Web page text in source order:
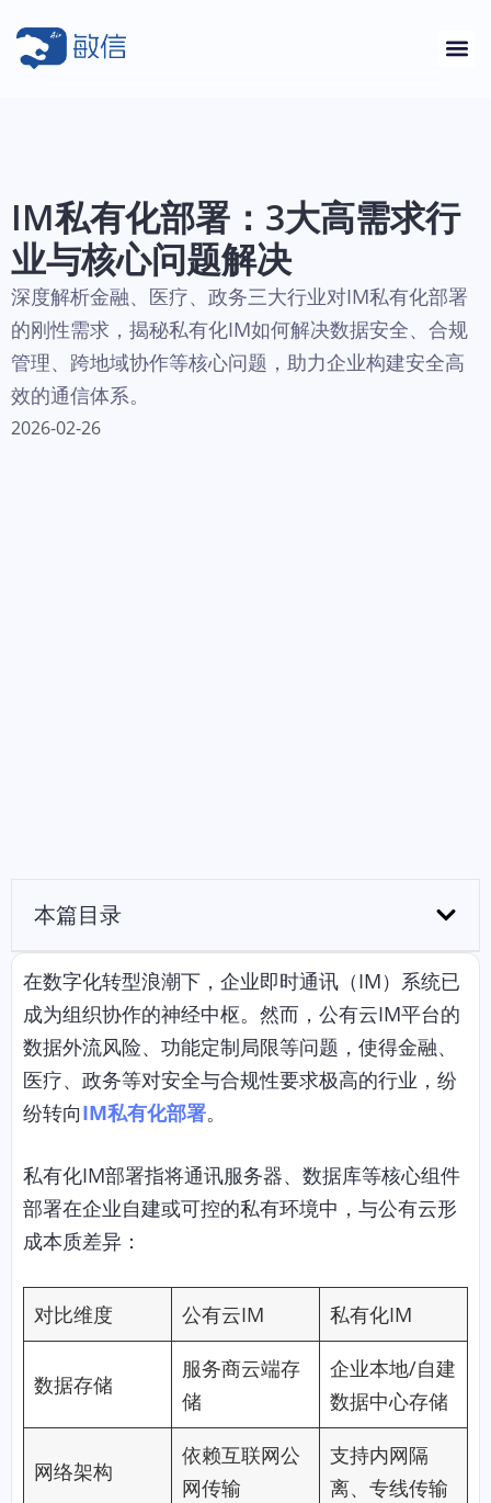
IM私有化部署：3大高需求行
业与核心问题解决
深度解析金融、医疗、政务三大行业对IM私有化部署
的刚性需求，揭秘私有化IM如何解决数据安全、合规
管理、跨地域协作等核心问题，助力企业构建安全高
效的通信体系。
2026-02-26
本篇目录
在数字化转型浪潮下，企业即时通讯（IM）系统已
成为组织协作的神经中枢。然而，公有云IM平台的
数据外流风险、功能定制局限等问题，使得金融、
医疗、政务等对安全与合规性要求极高的行业，纷
纷转向IM私有化部署。
私有化IM部署指将通讯服务器、数据库等核心组件
部署在企业自建或可控的私有环境中，与公有云形
成本质差异：
对比维度 公有云IM 私有化IM
数据存储
服务商云端存
储
企业本地/自建
数据中心存储
网络架构
依赖互联网公
网传输
支持内网隔
离、专线传输